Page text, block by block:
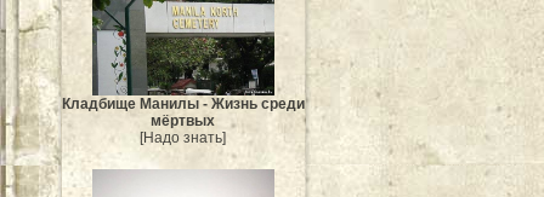
Кладбище Манилы - Жизнь среди
мёртвых
[Надо знать]